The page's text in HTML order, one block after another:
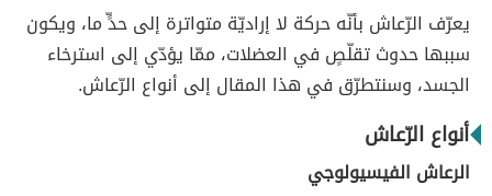
يعرّف الرّعاش بأنّه حركة لا إراديّة متواترة إلى حدٍّ ما، ويكون
سببها حدوث تقلّصٍ في العضلات، ممّا يؤدّي إلى استرخاء
الجسد، وسنتطرّق في هذا المقال إلى أنواع الرّعاش.
أنواع الرّعاش
الرعاش الفيسيولوجي